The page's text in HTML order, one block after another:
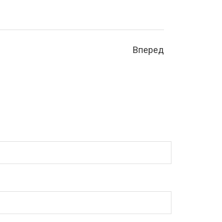
Вперед